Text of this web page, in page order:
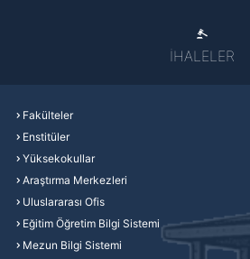
İHALELER
Fakülteler
Enstitüler
Yüksekokullar
Araştırma Merkezleri
Uluslararası Ofis
Eğitim Öğretim Bilgi Sistemi
Mezun Bilgi Sistemi